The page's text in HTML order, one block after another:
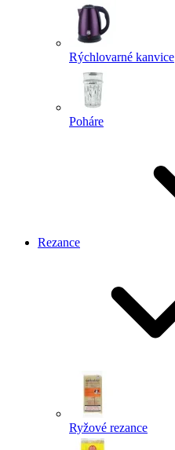
Rýchlovarné kanvice
Poháre
Rezance
Ryžové rezance